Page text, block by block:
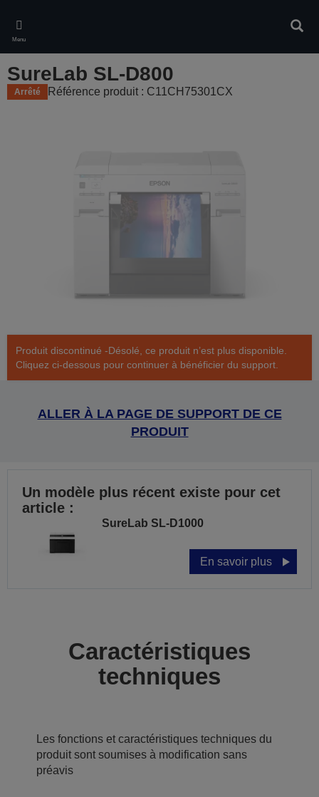
main
content
Menu
SureLab SL-D800
Arrêté Référence produit : C11CH75301CX
Produit discontinué -Désolé, ce produit n’est plus disponible.
Cliquez ci-dessous pour continuer à bénéficier du support.
ALLER À LA PAGE DE SUPPORT DE CE
PRODUIT
Un modèle plus récent existe pour cet
article :
SureLab SL-D1000
En savoir plus
Caractéristiques
techniques
Les fonctions et caractéristiques techniques du
produit sont soumises à modification sans
préavis